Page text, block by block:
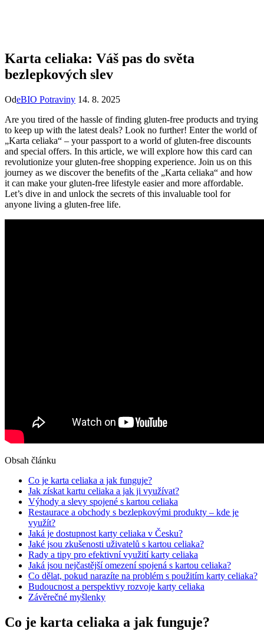
Karta celiaka: Váš pas do světa
bezlepkových slev
OdeBIO Potraviny 14. 8. 2025
Are you tired of the hassle of finding gluten-free products and trying
to keep up with the latest deals? Look no further! Enter the world of
„Karta celiaka“ – your passport to a world of gluten-free discounts
and special offers. In this article, we will explore how this card can
revolutionize your gluten-free shopping experience. Join us on this
journey as we discover the benefits of the „Karta celiaka“ and how
it can make your gluten-free lifestyle easier and more affordable.
Let’s dive in and unlock the secrets of this invaluable tool for
anyone living a gluten-free life.
Obsah článku
Co je karta celiaka a jak funguje?
Jak získat kartu celiaka a jak ji využívat?
Výhody a slevy spojené s kartou celiaka
Restaurace a obchody s bezlepkovými produkty – kde je
využít?
Jaká je dostupnost karty celiaka v Česku?
Jaké jsou zkušenosti uživatelů s kartou celiaka?
Rady a tipy pro efektivní využití karty celiaka
Jaká jsou nejčastější omezení spojená s kartou celiaka?
Co dělat, pokud narazíte na problém s použitím karty celiaka?
Budoucnost a perspektivy rozvoje karty celiaka
Závěrečné myšlenky
Co je karta celiaka a jak funguje?